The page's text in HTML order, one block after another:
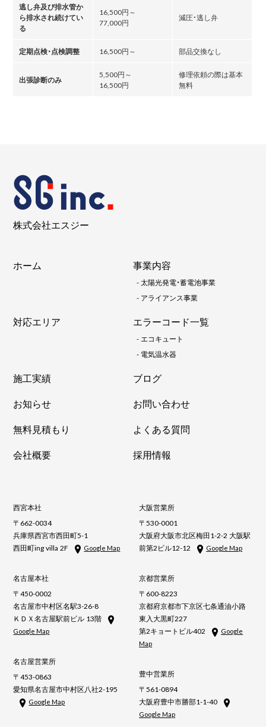
逃し弁及び排水管か
ら排水され続けてい
る
16,500円～
77,000円
減圧・逃し弁
定期点検・点検調整 16,500円～ 部品交換なし
出張診断のみ
5,500円～
16,500円
修理依頼の際は基本
無料
株式会社エスジー
ホーム 事業内容
-太陽光発電・蓄電池事業
- アライアンス事業
対応エリア エラーコード一覧
-エコキュート
- 電気温水器
施工実績
ブログ
お知らせ
お問い合わせ
無料見積もり
よくある質問
会社概要
採用情報
西宮本社
〒662-0034
兵庫県西宮市西田町5-1
西田町ing villa 2F
Google Map
名古屋本社
〒450-0002
名古屋市中村区名駅3-26-8
ＫＤＸ名古屋駅前ビル 13階
Google Map
名古屋営業所
〒453-0863
愛知県名古屋市中村区八社2-195
Google Map
大阪営業所
〒530-0001
大阪府大阪市北区梅田1-2-2 大阪駅
前第2ビル12-12
Google Map
京都営業所
〒600-8223
京都府京都市下京区七条通油小路
東入大黒町227
第2キョートビル402
Google
Map
豊中営業所
〒561-0894
大阪府豊中市勝部1-1-40
Google Map